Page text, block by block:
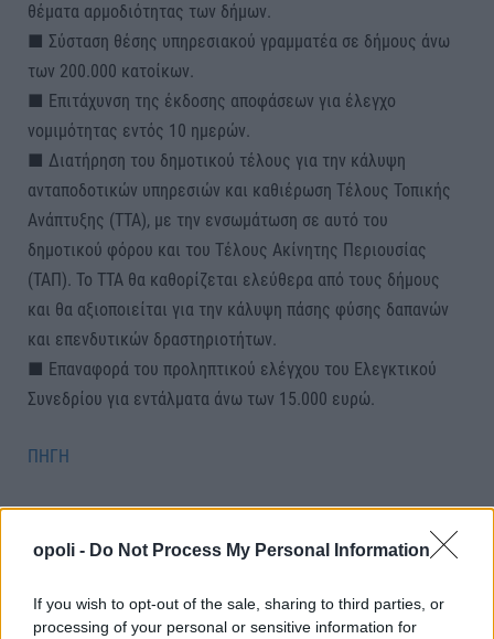
opoli - Do Not Process My Personal Information
If you wish to opt-out of the sale, sharing to third parties, or
processing of your personal or sensitive information for
θέματα αρμοδιότητας των δήμων.
■ Σύσταση θέσης υπηρεσιακού γραμματέα σε δήμους άνω
των 200.000 κατοίκων.
■ Επιτάχυνση της έκδοσης αποφάσεων για έλεγχο
νομιμότητας εντός 10 ημερών.
■ Διατήρηση του δημοτικού τέλους για την κάλυψη
ανταποδοτικών υπηρεσιών και καθιέρωση Τέλους Τοπικής
Ανάπτυξης (ΤΤΑ), με την ενσωμάτωση σε αυτό του
δημοτικού φόρου και του Τέλους Ακίνητης Περιουσίας
(ΤΑΠ). Το ΤΤΑ θα καθορίζεται ελεύθερα από τους δήμους
και θα αξιοποιείται για την κάλυψη πάσης φύσης δαπανών
και επενδυτικών δραστηριοτήτων.
■ Επαναφορά του προληπτικού ελέγχου του Ελεγκτικού
Συνεδρίου για εντάλματα άνω των 15.000 ευρώ.
ΠΗΓΗ
ΝΕΟΣ ΕΚΛΟΓΙΚΟΣ ΝΟΜΟΣ